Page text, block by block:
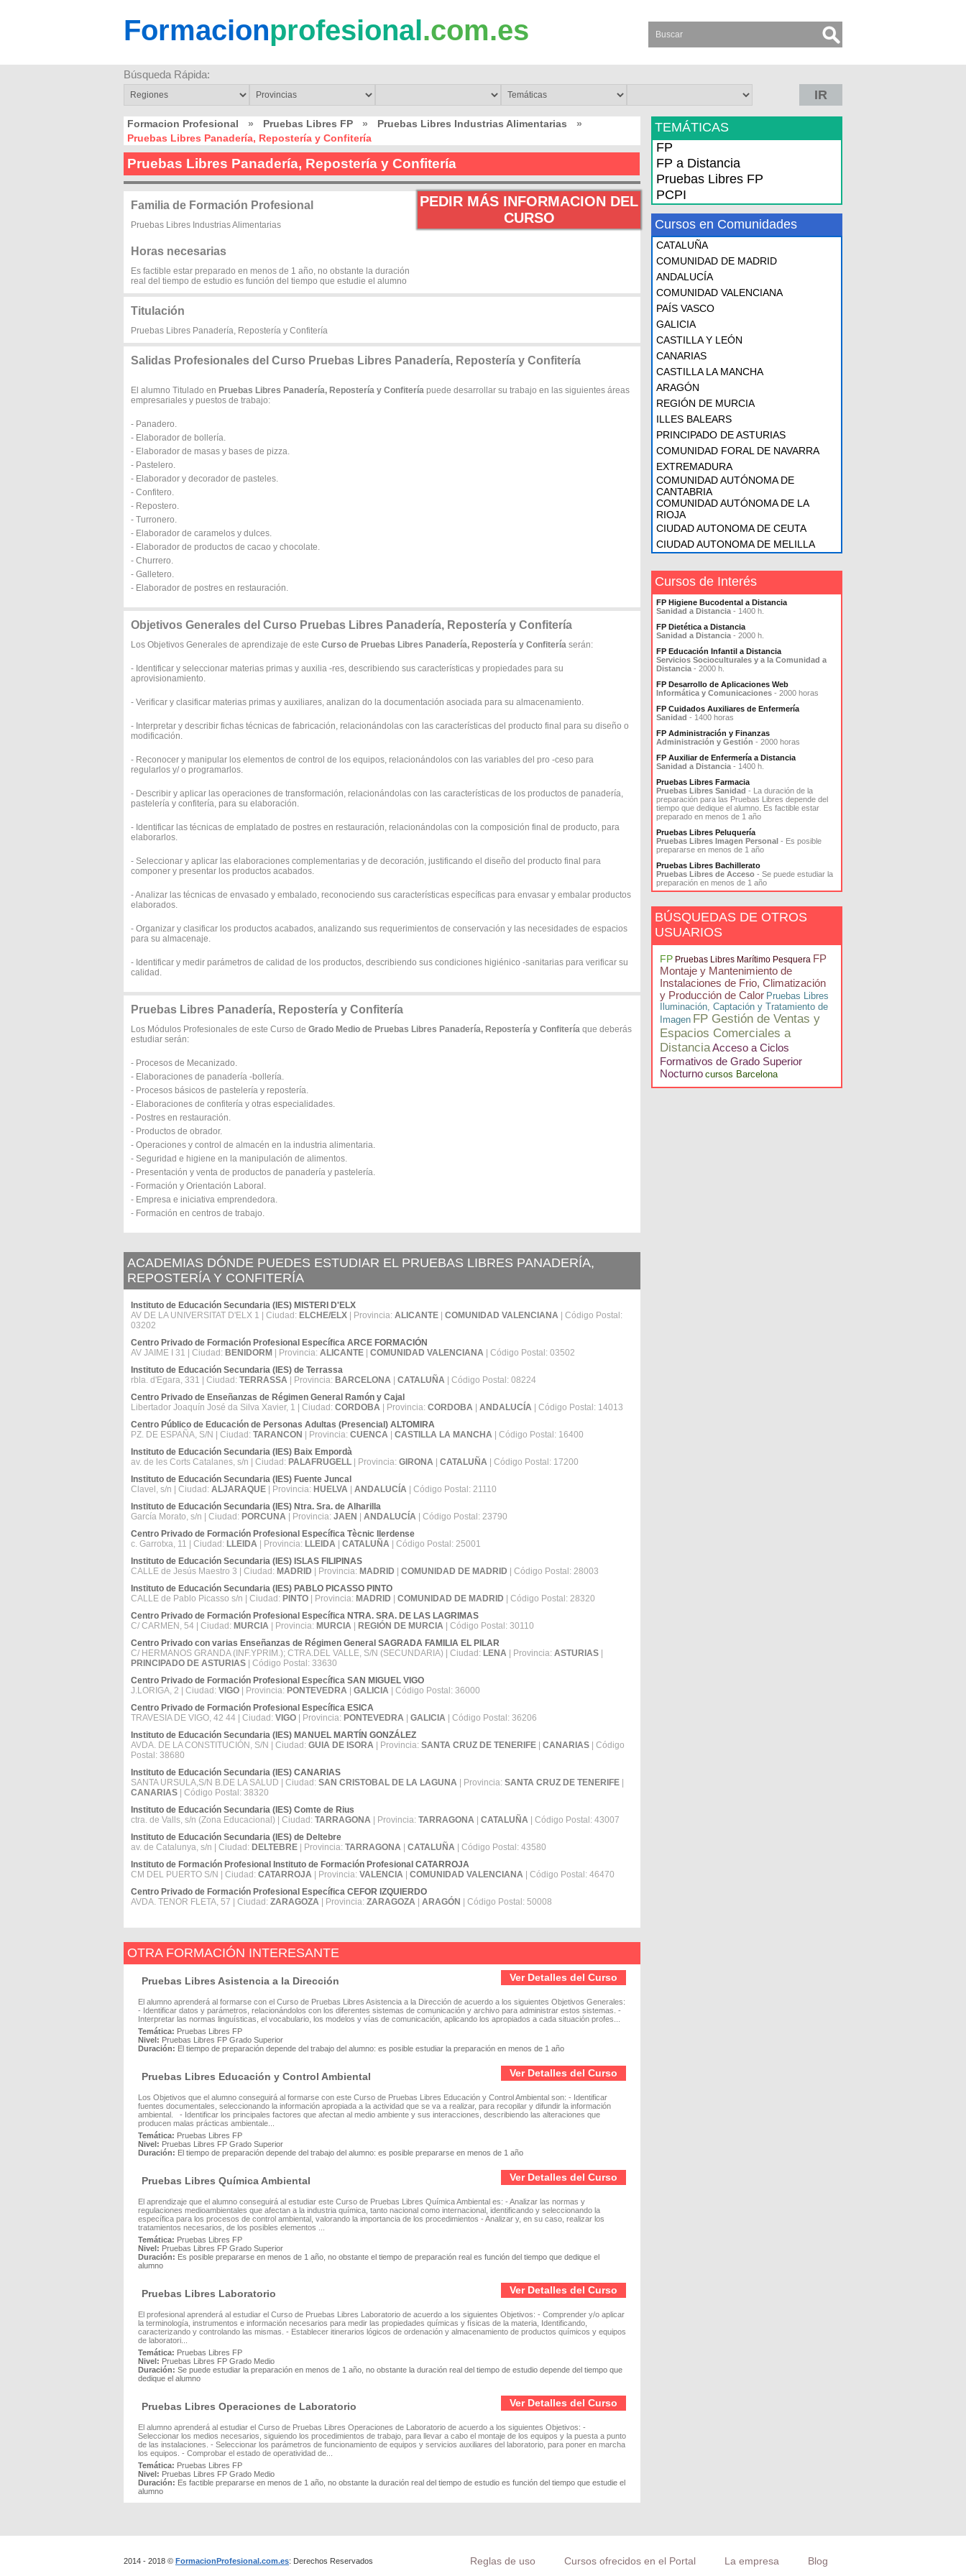
Formacionprofesional.com.es
Búsqueda Rápida:
IR
Formacion Profesional » Pruebas Libres FP » Pruebas Libres Industrias Alimentarias
»
Pruebas Libres Panadería, Repostería y Confitería
Pruebas Libres Panadería, Repostería y Confitería
PEDIR MÁS INFORMACION DEL
CURSO
Familia de Formación Profesional
Pruebas Libres Industrias Alimentarias
Horas necesarias
Es factible estar preparado en menos de 1 año, no obstante la duración
real del tiempo de estudio es función del tiempo que estudie el alumno
Titulación
Pruebas Libres Panadería, Repostería y Confitería
Salidas Profesionales del Curso Pruebas Libres Panadería, Repostería y Confitería
El alumno Titulado en Pruebas Libres Panadería, Repostería y Confitería puede desarrollar su trabajo en las siguientes áreas
empresariales y puestos de trabajo:
- Panadero.
- Elaborador de bollería.
- Elaborador de masas y bases de pizza.
- Pastelero.
- Elaborador y decorador de pasteles.
- Confitero.
- Repostero.
- Turronero.
- Elaborador de caramelos y dulces.
- Elaborador de productos de cacao y chocolate.
- Churrero.
- Galletero.
- Elaborador de postres en restauración.
Objetivos Generales del Curso Pruebas Libres Panadería, Repostería y Confitería
Los Objetivos Generales de aprendizaje de este Curso de Pruebas Libres Panadería, Repostería y Confitería serán:
- Identificar y seleccionar materias primas y auxilia -res, describiendo sus características y propiedades para su
aprovisionamiento.
- Verificar y clasificar materias primas y auxiliares, analizan do la documentación asociada para su almacenamiento.
- Interpretar y describir fichas técnicas de fabricación, relacionándolas con las características del producto final para su diseño o
modificación.
- Reconocer y manipular los elementos de control de los equipos, relacionándolos con las variables del pro -ceso para
regularlos y/ o programarlos.
- Describir y aplicar las operaciones de transformación, relacionándolas con las características de los productos de panadería,
pastelería y confitería, para su elaboración.
- Identificar las técnicas de emplatado de postres en restauración, relacionándolas con la composición final de producto, para
elaborarlos.
- Seleccionar y aplicar las elaboraciones complementarias y de decoración, justificando el diseño del producto final para
componer y presentar los productos acabados.
- Analizar las técnicas de envasado y embalado, reconociendo sus características específicas para envasar y embalar productos
elaborados.
- Organizar y clasificar los productos acabados, analizando sus requerimientos de conservación y las necesidades de espacios
para su almacenaje.
- Identificar y medir parámetros de calidad de los productos, describiendo sus condiciones higiénico -sanitarias para verificar su
calidad.
Pruebas Libres Panadería, Repostería y Confitería
Los Módulos Profesionales de este Curso de Grado Medio de Pruebas Libres Panadería, Repostería y Confitería que deberás
estudiar serán:
- Procesos de Mecanizado.
- Elaboraciones de panadería -bollería.
- Procesos básicos de pastelería y repostería.
- Elaboraciones de confitería y otras especialidades.
- Postres en restauración.
- Productos de obrador.
- Operaciones y control de almacén en la industria alimentaria.
- Seguridad e higiene en la manipulación de alimentos.
- Presentación y venta de productos de panadería y pastelería.
- Formación y Orientación Laboral.
- Empresa e iniciativa emprendedora.
- Formación en centros de trabajo.
ACADEMIAS DÓNDE PUEDES ESTUDIAR EL PRUEBAS LIBRES PANADERÍA,
REPOSTERÍA Y CONFITERÍA
Instituto de Educación Secundaria (IES) MISTERI D'ELX
AV DE LA UNIVERSITAT D'ELX 1 | Ciudad: ELCHE/ELX | Provincia: ALICANTE COMUNIDAD VALENCIANA | Código Postal:
03202
Centro Privado de Formación Profesional Específica ARCE FORMACIÓN
AV JAIME I 31 | Ciudad: BENIDORM | Provincia: ALICANTE COMUNIDAD VALENCIANA | Código Postal: 03502
Instituto de Educación Secundaria (IES) de Terrassa
rbla. d'Egara, 331 | Ciudad: TERRASSA | Provincia: BARCELONA CATALUÑA | Código Postal: 08224
Centro Privado de Enseñanzas de Régimen General Ramón y Cajal
Libertador Joaquín José da Silva Xavier, 1 | Ciudad: CORDOBA | Provincia: CORDOBA ANDALUCÍA | Código Postal: 14013
Centro Público de Educación de Personas Adultas (Presencial) ALTOMIRA
PZ. DE ESPAÑA, S/N | Ciudad: TARANCON | Provincia: CUENCA CASTILLA LA MANCHA | Código Postal: 16400
Instituto de Educación Secundaria (IES) Baix Empordà
av. de les Corts Catalanes, s/n | Ciudad: PALAFRUGELL | Provincia: GIRONA CATALUÑA | Código Postal: 17200
Instituto de Educación Secundaria (IES) Fuente Juncal
Clavel, s/n | Ciudad: ALJARAQUE | Provincia: HUELVA ANDALUCÍA | Código Postal: 21110
Instituto de Educación Secundaria (IES) Ntra. Sra. de Alharilla
García Morato, s/n | Ciudad: PORCUNA | Provincia: JAEN ANDALUCÍA | Código Postal: 23790
Centro Privado de Formación Profesional Específica Tècnic Ilerdense
c. Garrotxa, 11 | Ciudad: LLEIDA | Provincia: LLEIDA CATALUÑA | Código Postal: 25001
Instituto de Educación Secundaria (IES) ISLAS FILIPINAS
CALLE de Jesús Maestro 3 | Ciudad: MADRID | Provincia: MADRID COMUNIDAD DE MADRID | Código Postal: 28003
Instituto de Educación Secundaria (IES) PABLO PICASSO PINTO
CALLE de Pablo Picasso s/n | Ciudad: PINTO | Provincia: MADRID COMUNIDAD DE MADRID | Código Postal: 28320
Centro Privado de Formación Profesional Específica NTRA. SRA. DE LAS LAGRIMAS
C/ CARMEN, 54 | Ciudad: MURCIA | Provincia: MURCIA REGIÓN DE MURCIA | Código Postal: 30110
Centro Privado con varias Enseñanzas de Régimen General SAGRADA FAMILIA EL PILAR
C/ HERMANOS GRANDA (INF.YPRIM.); CTRA.DEL VALLE, S/N (SECUNDARIA) | Ciudad: LENA | Provincia: ASTURIAS
PRINCIPADO DE ASTURIAS | Código Postal: 33630
Centro Privado de Formación Profesional Específica SAN MIGUEL VIGO
J.LORIGA, 2 | Ciudad: VIGO | Provincia: PONTEVEDRA GALICIA | Código Postal: 36000
Centro Privado de Formación Profesional Específica ESICA
TRAVESIA DE VIGO, 42 44 | Ciudad: VIGO | Provincia: PONTEVEDRA GALICIA | Código Postal: 36206
Instituto de Educación Secundaria (IES) MANUEL MARTÍN GONZÁLEZ
AVDA. DE LA CONSTITUCIÓN, S/N | Ciudad: GUIA DE ISORA | Provincia: SANTA CRUZ DE TENERIFE CANARIAS | Código
Postal: 38680
Instituto de Educación Secundaria (IES) CANARIAS
SANTA URSULA,S/N B.DE LA SALUD | Ciudad: SAN CRISTOBAL DE LA LAGUNA | Provincia: SANTA CRUZ DE TENERIFE
CANARIAS | Código Postal: 38320
Instituto de Educación Secundaria (IES) Comte de Rius
ctra. de Valls, s/n (Zona Educacional) | Ciudad: TARRAGONA | Provincia: TARRAGONA CATALUÑA | Código Postal: 43007
Instituto de Educación Secundaria (IES) de Deltebre
av. de Catalunya, s/n | Ciudad: DELTEBRE | Provincia: TARRAGONA CATALUÑA | Código Postal: 43580
Instituto de Formación Profesional Instituto de Formación Profesional CATARROJA
CM DEL PUERTO S/N | Ciudad: CATARROJA | Provincia: VALENCIA COMUNIDAD VALENCIANA | Código Postal: 46470
Centro Privado de Formación Profesional Específica CEFOR IZQUIERDO
AVDA. TENOR FLETA, 57 | Ciudad: ZARAGOZA | Provincia: ZARAGOZA ARAGÓN | Código Postal: 50008
OTRA FORMACIÓN INTERESANTE
Ver Detalles del Curso
Pruebas Libres Asistencia a la Dirección
El alumno aprenderá al formarse con el Curso de Pruebas Libres Asistencia a la Dirección de acuerdo a los siguientes Objetivos Generales:
- Identificar datos y parámetros, relacionándolos con los diferentes sistemas de comunicación y archivo para administrar estos sistemas. -
Interpretar las normas linguísticas, el vocabulario, los modelos y vías de comunicación, aplicando los apropiados a cada situación profes...
Temática: Pruebas Libres FP
Nivel: Pruebas Libres FP Grado Superior
Duración: El tiempo de preparación depende del trabajo del alumno: es posible estudiar la preparación en menos de 1 año
Ver Detalles del Curso
Pruebas Libres Educación y Control Ambiental
Los Objetivos que el alumno conseguirá al formarse con este Curso de Pruebas Libres Educación y Control Ambiental son: - Identificar
fuentes documentales, seleccionando la información apropiada a la actividad que se va a realizar, para recopilar y difundir la información
ambiental. - Identificar los principales factores que afectan al medio ambiente y sus interacciones, describiendo las alteraciones que
producen malas prácticas ambientale...
Temática: Pruebas Libres FP
Nivel: Pruebas Libres FP Grado Superior
Duración: El tiempo de preparación depende del trabajo del alumno: es posible prepararse en menos de 1 año
Ver Detalles del Curso
Pruebas Libres Química Ambiental
El aprendizaje que el alumno conseguirá al estudiar este Curso de Pruebas Libres Química Ambiental es: - Analizar las normas y
regulaciones medioambientales que afectan a la industria química, tanto nacional como internacional, identificando y seleccionando la
específica para los procesos de control ambiental, valorando la importancia de los procedimientos - Analizar y, en su caso, realizar los
tratamientos necesarios, de los posibles elementos ...
Temática: Pruebas Libres FP
Nivel: Pruebas Libres FP Grado Superior
Duración: Es posible prepararse en menos de 1 año, no obstante el tiempo de preparación real es función del tiempo que dedique el
alumno
Ver Detalles del Curso
Pruebas Libres Laboratorio
El profesional aprenderá al estudiar el Curso de Pruebas Libres Laboratorio de acuerdo a los siguientes Objetivos: - Comprender y/o aplicar
la terminología, instrumentos e información necesarios para medir las propiedades químicas y físicas de la materia, Identificando,
caracterizando y controlando las mismas. - Establecer itinerarios lógicos de ordenación y almacenamiento de productos químicos y equipos
de laboratori...
Temática: Pruebas Libres FP
Nivel: Pruebas Libres FP Grado Medio
Duración: Se puede estudiar la preparación en menos de 1 año, no obstante la duración real del tiempo de estudio depende del tiempo que
dedique el alumno
Ver Detalles del Curso
Pruebas Libres Operaciones de Laboratorio
El alumno aprenderá al estudiar el Curso de Pruebas Libres Operaciones de Laboratorio de acuerdo a los siguientes Objetivos: -
Seleccionar los medios necesarios, siguiendo los procedimientos de trabajo, para llevar a cabo el montaje de los equipos y la puesta a punto
de las instalaciones. - Seleccionar los parámetros de funcionamiento de equipos y servicios auxiliares del laboratorio, para poner en marcha
los equipos. - Comprobar el estado de operatividad de...
Temática: Pruebas Libres FP
Nivel: Pruebas Libres FP Grado Medio
Duración: Es factible prepararse en menos de 1 año, no obstante la duración real del tiempo de estudio es función del tiempo que estudie el
alumno
TEMÁTICAS
FP
FP a Distancia
Pruebas Libres FP
PCPI
Cursos en Comunidades
CATALUÑA
COMUNIDAD DE MADRID
ANDALUCÍA
COMUNIDAD VALENCIANA
PAÍS VASCO
GALICIA
CASTILLA Y LEÓN
CANARIAS
CASTILLA LA MANCHA
ARAGÓN
REGIÓN DE MURCIA
ILLES BALEARS
PRINCIPADO DE ASTURIAS
COMUNIDAD FORAL DE NAVARRA
EXTREMADURA
COMUNIDAD AUTÓNOMA DE
CANTABRIA
COMUNIDAD AUTÓNOMA DE LA
RIOJA
CIUDAD AUTONOMA DE CEUTA
CIUDAD AUTONOMA DE MELILLA
Cursos de Interés
FP Higiene Bucodental a Distancia
Sanidad a Distancia - 1400 h.
FP Dietética a Distancia
Sanidad a Distancia - 2000 h.
FP Educación Infantil a Distancia
Servicios Socioculturales y a la Comunidad a
Distancia - 2000 h.
FP Desarrollo de Aplicaciones Web
Informática y Comunicaciones - 2000 horas
FP Cuidados Auxiliares de Enfermería
Sanidad - 1400 horas
FP Administración y Finanzas
Administración y Gestión - 2000 horas
FP Auxiliar de Enfermería a Distancia
Sanidad a Distancia - 1400 h.
Pruebas Libres Farmacia
Pruebas Libres Sanidad - La duración de la
preparación para las Pruebas Libres depende del
tiempo que dedique el alumno. Es factible estar
preparado en menos de 1 año
Pruebas Libres Peluquería
Pruebas Libres Imagen Personal - Es posible
prepararse en menos de 1 año
Pruebas Libres Bachillerato
Pruebas Libres de Acceso - Se puede estudiar la
preparación en menos de 1 año
BÚSQUEDAS DE OTROS
USUARIOS
FP Pruebas Libres Marítimo Pesquera FP
Montaje y Mantenimiento de
Instalaciones de Frio, Climatización
y Producción de Calor Pruebas Libres
Iluminación, Captación y Tratamiento de
Imagen FP Gestión de Ventas y
Espacios Comerciales a
DistanciaAcceso a Ciclos
Formativos de Grado Superior
Nocturno cursos Barcelona
Reglas de uso Cursos ofrecidos en el Portal La empresa Blog
2014 - 2018 © FormacionProfesional.com.es: Derechos Reservados